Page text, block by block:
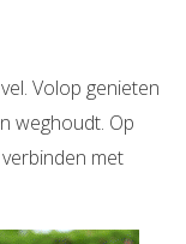
Volop genieten
weghoudt. Op
met